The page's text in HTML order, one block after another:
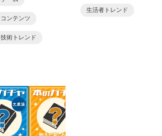
コンテンツ
技術トレンド
生活者トレンド